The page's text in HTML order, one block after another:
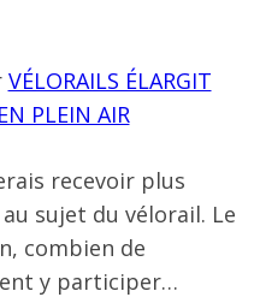
VÉLORAILS ÉLARGIT
PLEIN AIR
recevoir plus
sujet du vélorail. Le
combien de
y participer…